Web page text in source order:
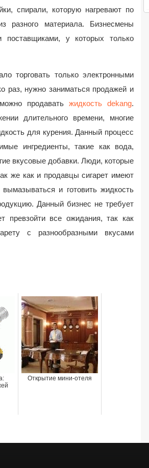
спирали, которую нагревают по
разного материала. Бизнесмены
у которых только
торговать только электронными
раз, нужно заниматься продажей и
продавать жидкость dekang.
длительного времени, многие
для курения. Данный процесс
ингредиенты, такие как вода,
вкусовые добавки. Люди, которые
же как и продавцы сигарет имеют
и готовить жидкость
Данный бизнес не требует
превзойти все ожидания, так как
с разнообразными вкусами
Открытие мини-отеля